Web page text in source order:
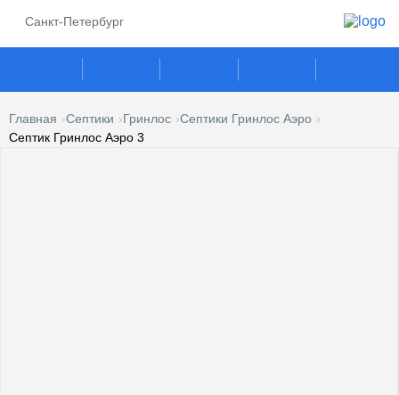
Санкт-Петербург
ГАЗГОЛЬДЕРЫ
Главная Септики Гринлос
Септики Гринлос Аэро
Септик Гринлос Аэро 3